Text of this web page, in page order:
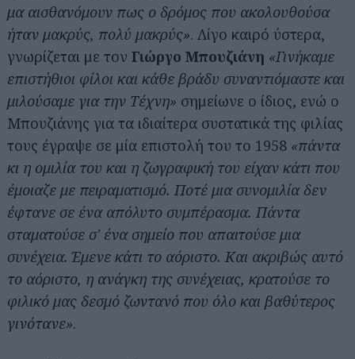
μα αισθανόμουν πως ο δρόμος που ακολουθούσα
ήταν μακρύς, πολύ μακρύς». Λίγο καιρό ύστερα,
γνωρίζεται με τον Γιώργο Μπουζιάνη «Γινήκαμε
επιστήθιοι φίλοι και κάθε βράδυ συναντιόμαστε και
μιλούσαμε για την Τέχνη» σημείωνε ο ίδιος, ενώ ο
Μπουζιάνης για τα ιδιαίτερα συστατικά της φιλίας
τους έγραψε σε μία επιστολή του το 1958 «πάντα
κι η ομιλία του και η ζωγραφική του είχαν κάτι που
έμοιαζε με πειραματισμό. Ποτέ μια συνομιλία δεν
έφτανε σε ένα απόλυτο συμπέρασμα. Πάντα
σταματούσε σ' ένα σημείο που απαιτούσε μια
συνέχεια. Έμενε κάτι το αόριστο. Και ακριβώς αυτό
το αόριστο, η ανάγκη της συνέχειας, κρατούσε το
φιλικό μας δεσμό ζωντανό που όλο και βαθύτερος
γινότανε».